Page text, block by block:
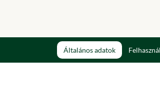
Általános adatok